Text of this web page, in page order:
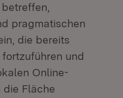
pragmatischen
die bereits
und
Online-
die Fläche